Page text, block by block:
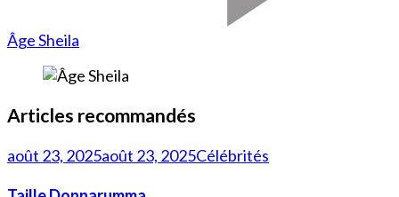
Âge Sheila
Articles recommandés
août 23, 2025août 23, 2025Célébrités